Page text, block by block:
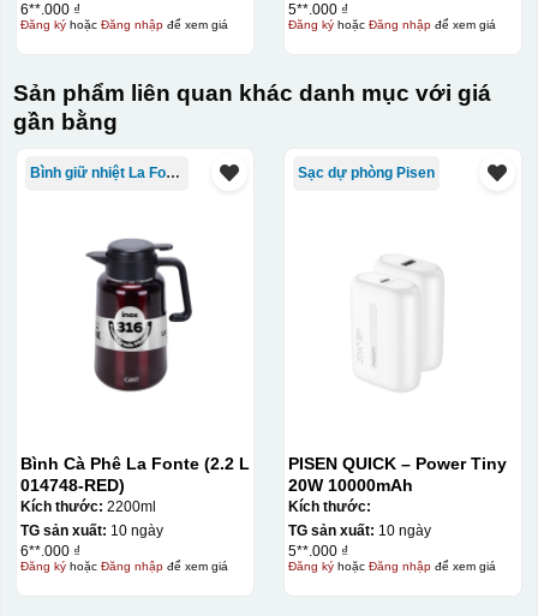
In Decal
Bước 1: Tạo khuôn in để tạo ra Decal Bước 2: Dán
decal lên gốm sứ Bước 3: Cho vào lò nung ở nhiệt độ
trước khi dán nó lên gốm sứ, xưởng in sẽ in lên 1 loại
sản phẩm, để khi dán không bị nhỏ hoặc to quá
6**.000 ₫
Đăng kýhoặc Đăng nhậpđể xem giá
5**.000 ₫
Đăng kýhoặc Đăng nhậpđể xem giá
Sản phẩm liên quan khác danh mục với giá
gần bằng
Bình giữ nhiệt La Fonte
Bình Cà Phê La Fonte (2.2 L
014748-RED)
Kích thước: 2200ml
TG sản xuất: 10 ngày
6**.000 ₫
Đăng kýhoặc Đăng nhậpđể xem giá
Sạc dự phòng Pisen
PISEN QUICK – Power Tiny
20W 10000mAh
Kích thước:
TG sản xuất: 10 ngày
5**.000 ₫
Đăng kýhoặc Đăng nhậpđể xem giá